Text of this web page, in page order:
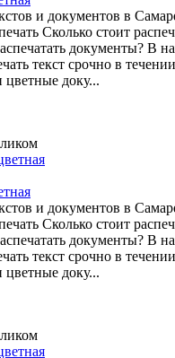
и документов в
Сколько стоит
документы? В
текст срочно в
цветные доку...
и документов в
Сколько стоит
документы? В
текст срочно в
цветные доку...